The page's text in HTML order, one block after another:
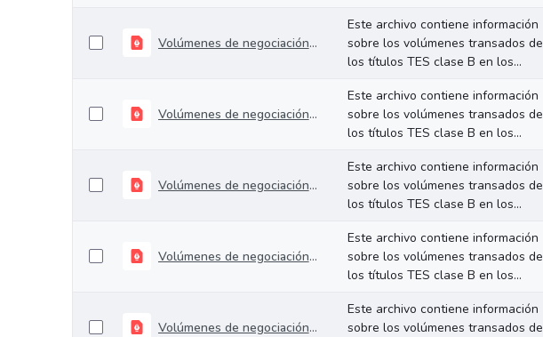
Volúmenes de negociación del 07 al 11 de abril de 2025
Este archivo contiene información
sobre los volúmenes transados de
los títulos TES clase B en los...
Volúmenes de negociación del 31 marzo al 04 de abril de 2025
Este archivo contiene información
sobre los volúmenes transados de
los títulos TES clase B en los...
Volúmenes de negociación del 25 al 28 de marzo de 2025
Este archivo contiene información
sobre los volúmenes transados de
los títulos TES clase B en los...
Volúmenes de negociación del 17 al 21 de marzo de 2025
Este archivo contiene información
sobre los volúmenes transados de
los títulos TES clase B en los...
Volúmenes de negociación del 10 al 14 de marzo de 2025
Este archivo contiene información
sobre los volúmenes transados de